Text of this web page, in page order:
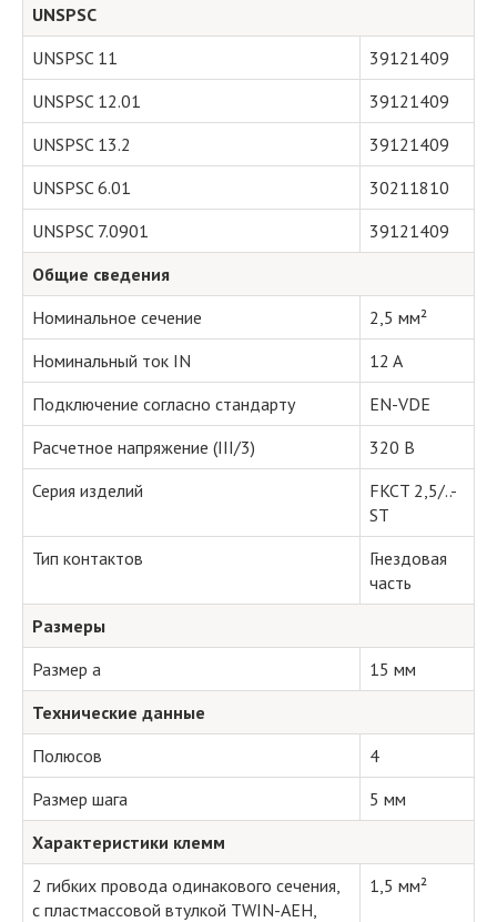
UNSPSC
UNSPSC 11
39121409
UNSPSC 12.01
39121409
UNSPSC 13.2
39121409
UNSPSC 6.01
30211810
UNSPSC 7.0901
39121409
Общие сведения
Номинальное сечение
2,5 мм²
Номинальный ток IN
12 A
Подключение согласно стандарту
EN-VDE
Расчетное напряжение (III/3)
320 В
Серия изделий
FKCT 2,5/..-
ST
Тип контактов
Гнездовая
часть
Размеры
Размер a
15 мм
Технические данные
Полюсов
4
Размер шага
5 мм
Характеристики клемм
2 гибких провода одинакового сечения,
с пластмассовой втулкой TWIN-AEH,
1,5 мм²